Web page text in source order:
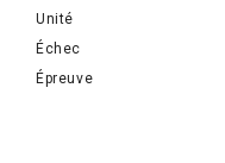
Unité
Échec
Épreuve